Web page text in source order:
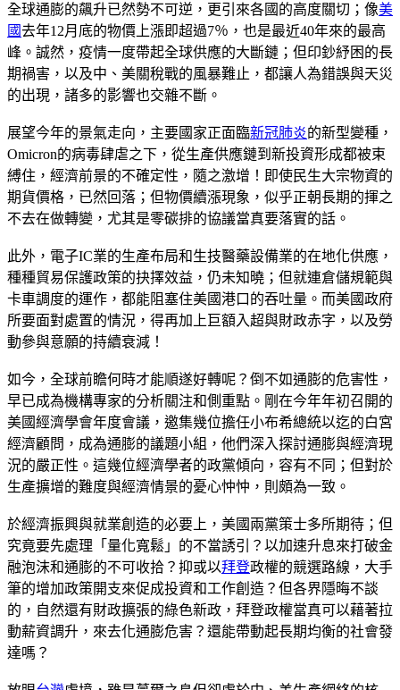
全球通膨的飆升已然勢不可逆，更引來各國的高度關切；像美
國去年12月底的物價上漲即超過7％，也是最近40年來的最高
峰。誠然，疫情一度帶起全球供應的大斷鏈；但印鈔紓困的長
期禍害，以及中、美關稅戰的風暴難止，都讓人為錯誤與天災
的出現，諸多的影響也交雜不斷。
展望今年的景氣走向，主要國家正面臨新冠肺炎的新型變種，
Omicron的病毒肆虐之下，從生產供應鏈到新投資形成都被束
縛住，經濟前景的不確定性，隨之激增！即使民生大宗物資的
期貨價格，已然回落；但物價續漲現象，似乎正朝長期的揮之
不去在做轉變，尤其是零碳排的協議當真要落實的話。
此外，電子IC業的生產布局和生技醫藥設備業的在地化供應，
種種貿易保護政策的抉擇效益，仍未知曉；但就連倉儲規範與
卡車調度的運作，都能阻塞住美國港口的吞吐量。而美國政府
所要面對處置的情況，得再加上巨額入超與財政赤字，以及勞
動參與意願的持續衰減！
如今，全球前瞻何時才能順遂好轉呢？倒不如通膨的危害性，
早已成為機構專家的分析關注和側重點。剛在今年年初召開的
美國經濟學會年度會議，邀集幾位擔任小布希總統以迄的白宮
經濟顧問，成為通膨的議題小組，他們深入探討通膨與經濟現
況的嚴正性。這幾位經濟學者的政黨傾向，容有不同；但對於
生產擴增的難度與經濟情景的憂心忡忡，則頗為一致。
於經濟振興與就業創造的必要上，美國兩黨策士多所期待；但
究竟要先處理「量化寬鬆」的不當誘引？以加速升息來打破金
融泡沫和通膨的不可收拾？抑或以拜登政權的競選路線，大手
筆的增加政策開支來促成投資和工作創造？但各界隱晦不談
的，自然還有財政擴張的綠色新政，拜登政權當真可以藉著拉
動薪資調升，來去化通膨危害？還能帶動起長期均衡的社會發
達嗎？